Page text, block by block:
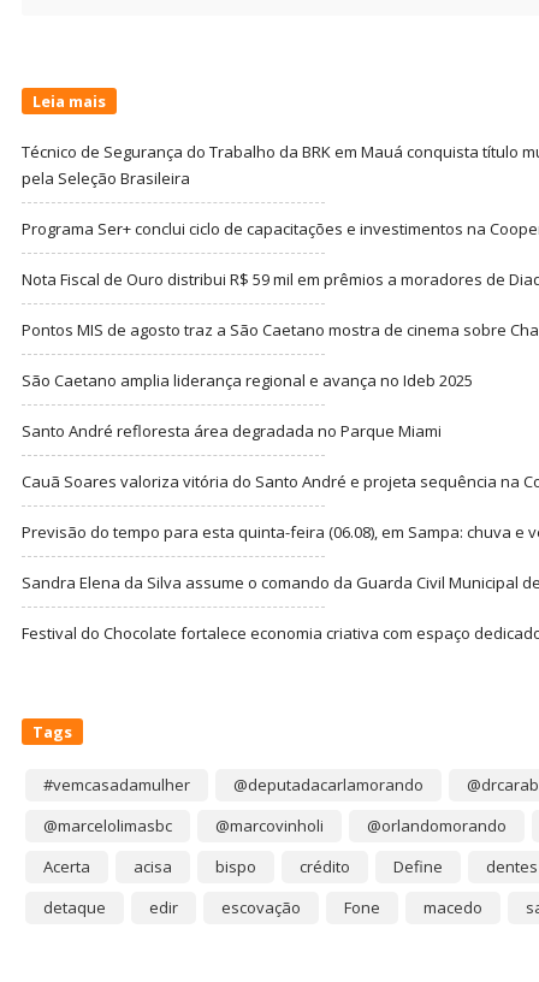
Leia mais
Técnico de Segurança do Trabalho da BRK em Mauá conquista título
pela Seleção Brasileira
Programa Ser+ conclui ciclo de capacitações e investimentos na
Nota Fiscal de Ouro distribui R$ 59 mil em prêmios a moradores de
Pontos MIS de agosto traz a São Caetano mostra de cinema sobre
São Caetano amplia liderança regional e avança no Ideb 2025
Santo André refloresta área degradada no Parque Miami
Cauã Soares valoriza vitória do Santo André e projeta sequência na
Previsão do tempo para esta quinta-feira (06.08), em Sampa: chuva e
Sandra Elena da Silva assume o comando da Guarda Civil Municipal
Festival do Chocolate fortalece economia criativa com espaço
Tags
#vemcasadamulher @deputadacarlamorando
@marcelolimasbc
@marcovinholi
@orlandomorando
Acerta
acisa bispo crédito Define
dentes
detaque
edir escovação Fone macedo